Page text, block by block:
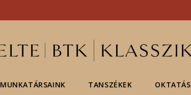
MUNKATÁRSAINK TANSZÉKEK OKTATÁS